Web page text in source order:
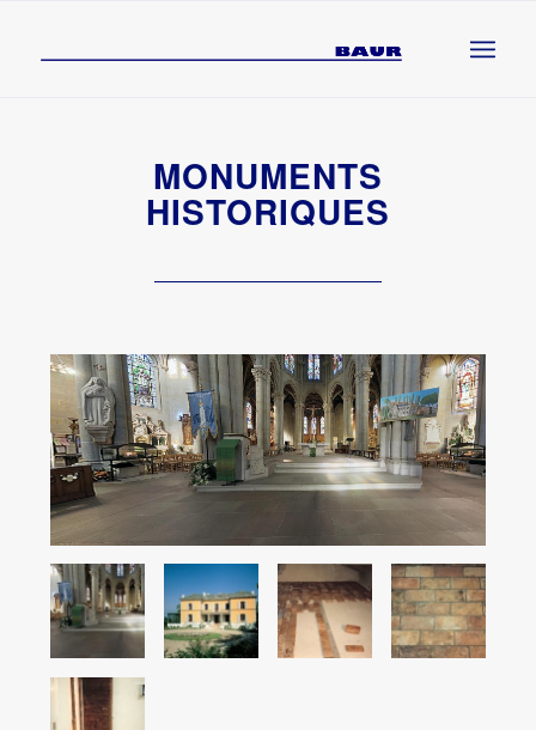
MONUMENTS
HISTORIQUES